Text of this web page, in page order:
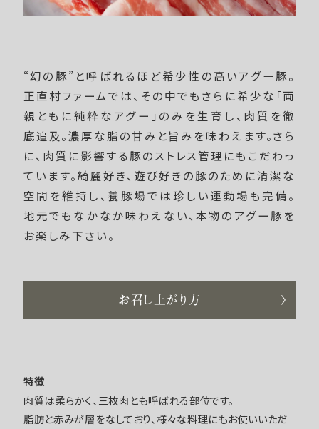
“幻の豚”と呼ばれるほど希少性の高いアグー豚。
正直村ファームでは、その中でもさらに希少な「両
親ともに純粋なアグー」のみを生育し、肉質を徹
底追及。濃厚な脂の甘みと旨みを味わえます。さら
に、肉質に影響する豚のストレス管理にもこだわっ
ています。綺麗好き、遊び好きの豚のために清潔な
空間を維持し、養豚場では珍しい運動場も完備。
地元でもなかなか味わえない、本物のアグー豚を
お楽しみ下さい。
お召し上がり方
特徴
肉質は柔らかく、三枚肉とも呼ばれる部位です。
脂肪と赤みが層をなしており、様々な料理にもお使いいただ